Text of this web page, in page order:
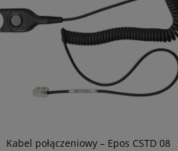
Kabel połączeniowy – Epos CSTD 08